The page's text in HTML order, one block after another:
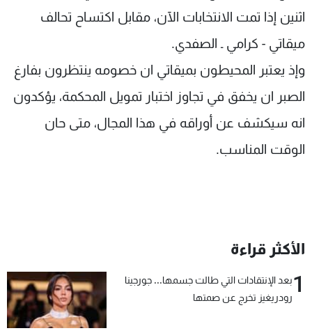
اثنين إذا تمت الانتخابات الآن، مقابل اكتساح تحالف
ميقاتي - كرامي ـ الصفدي.
وإذ يعتبر المحيطون بميقاتي ان خصومه ينتظرون بفارغ
الصبر ان يخفق في تجاوز اختبار تمويل المحكمة، يؤكدون
انه سيكشف عن أوراقه في هذا المجال، متى حان
الوقت المناسب.
الأكثر قراءة
1بعد الإنتقادات التي طالت جسمها... جورجينا
رودريغيز تخرج عن صمتها